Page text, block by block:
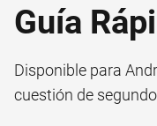
Guía
Disponible para
cuestión de